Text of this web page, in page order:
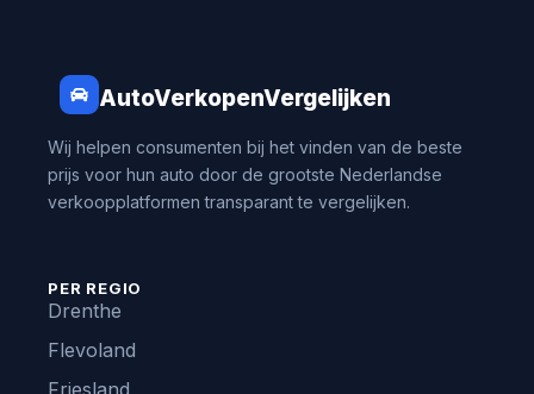
AutoVerkopenVergelijken
Wij helpen consumenten bij het vinden van de beste
prijs voor hun auto door de grootste Nederlandse
verkoopplatformen transparant te vergelijken.
PER REGIO
Drenthe
Flevoland
Friesland